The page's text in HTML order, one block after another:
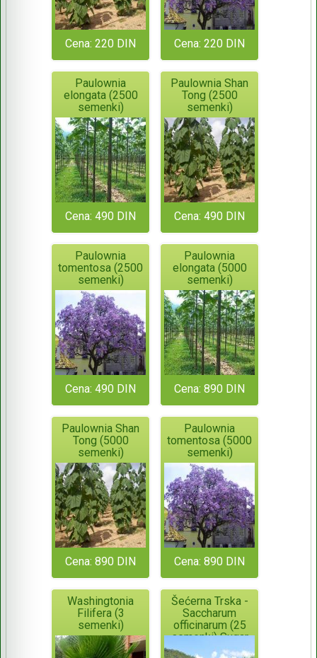
Cena: 220 DIN Cena: 220 DIN
Paulownia
elongata (2500
semenki)
Cena: 490 DIN
Paulownia Shan
Tong (2500
semenki)
Cena: 490 DIN
Paulownia
tomentosa (2500
semenki)
Cena: 490 DIN
Paulownia
elongata (5000
semenki)
Cena: 890 DIN
Paulownia Shan
Tong (5000
semenki)
Cena: 890 DIN
Paulownia
tomentosa (5000
semenki)
Cena: 890 DIN
Washingtonia
Filifera (3
semenki)
Šećerna Trska -
Saccharum
officinarum (25
semenki) Sugar
Cane